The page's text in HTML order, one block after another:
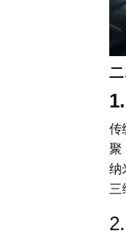
1.
传
聚
纳
三
2.